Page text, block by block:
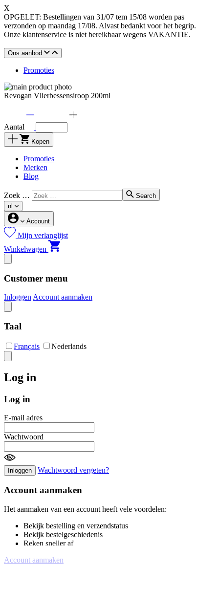
X
OPGELET: Bestellingen van 31/07 tem 15/08 worden pas
verzonden op maandag 17/08. Alvast bedankt voor het begrip.
Onze klantenservice is niet bereikbaar wegens VAKANTIE.
Ons aanbod
Promoties
Revogan Vlierbessensiroop 200ml
Aantal
Kopen
Promoties
Merken
Blog
Zoek …
Search
nl
Account
Mijn verlanglijst
Winkelwagen
Customer menu
InloggenAccount aanmaken
Taal
Français Nederlands
Log in
Log in
E-mail adres
Wachtwoord
Inloggen Wachtwoord vergeten?
Account aanmaken
Het aanmaken van een account heeft vele voordelen:
Bekijk bestelling en verzendstatus
Bekijk bestelgeschiedenis
Reken sneller af
Account aanmaken